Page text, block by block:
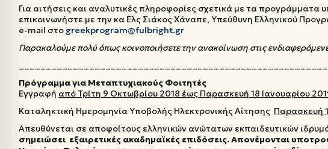
Για αιτήσεις και αναλυτικές πληροφορίες σχετικά με τα προγράμματα
επικοινωνήστε με την κα Ελς Σιάκος Χάναπε, Υπεύθυνη Ελληνικού
e-mail στο greekprogram@fulbright.gr
Παρακαλούμε πολύ όπως κοινοποιήσετε την ανακοίνωση στις
Πρόγραμμα για Μεταπτυχιακούς Φοιτητές
Εγγραφή από Τρίτη 9 Οκτωβρίου 2018 έως Παρασκευή 18 Ιανουαρίου
Καταληκτική Ημερομηνία Υποβολής Ηλεκτρονικής Αίτησης Παρασκευή
Απευθύνεται σε αποφοίτους ελληνικών ανώτατων εκπαιδευτικών
σημειώσει εξαιρετικές ακαδημαϊκές επιδόσεις. Απονέμονται